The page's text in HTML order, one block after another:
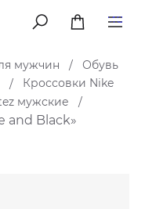
меню
мужчин /
Обувь
/
Кроссовки Nike
мужские /
and Black»